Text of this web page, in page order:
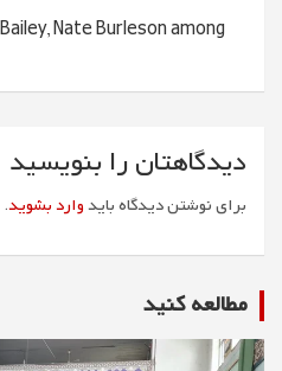
Nate Burleson among
دیدگاهتان را بنویسید
برای نوشتن دیدگاه بایدوارد بشوید.
مطالعه كنيد